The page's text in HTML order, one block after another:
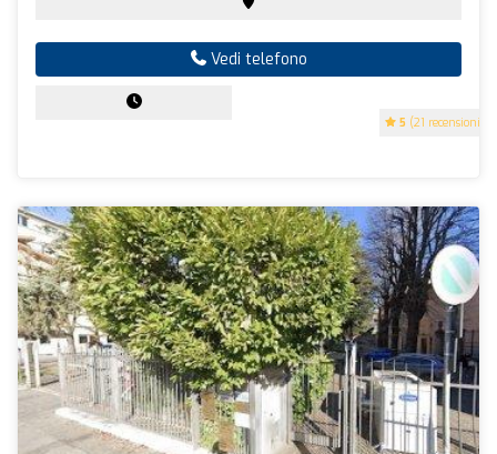
5 (21 recensioni)
Vedi telefono